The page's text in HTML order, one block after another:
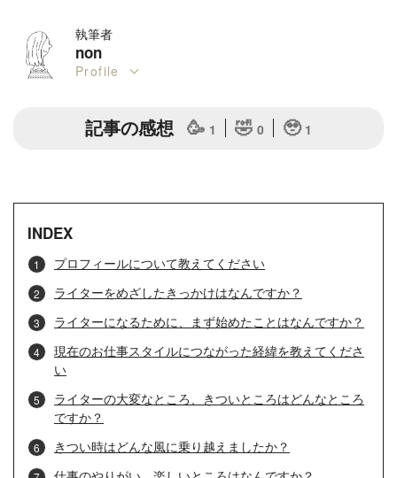
執筆者
non
Profile
記事の感想 🥳 1 🤣 0 🥹 1
INDEX
プロフィールについて教えてください
ライターをめざしたきっかけはなんですか？
ライターになるために、まず始めたことはなんですか？
現在のお仕事スタイルにつながった経緯を教えてくださ
い
ライターの大変なところ、きついところはどんなところ
ですか？
きつい時はどんな風に乗り越えましたか？